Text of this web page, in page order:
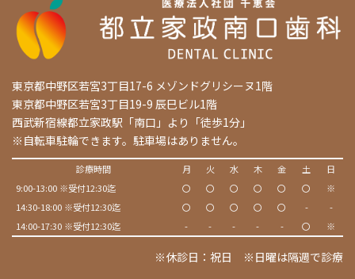
東京都中野区若宮3丁目17-6 メゾンドグリシーヌ1階
東京都中野区若宮3丁目19-9 辰巳ビル1階
西武新宿線都立家政駅「南口」より「徒歩1分」
※自転車駐輪できます。駐車場はありません。
診療時間 月 火 水 木 金 土
日
9:00-13:00 ※受付12:30迄
〇 〇 〇 〇 〇 〇
※
14:30-18:00 ※受付12:30迄
〇 〇 〇 〇 〇 -
-
14:00-17:30 ※受付12:30迄
- - - - - 〇 ※
※休診日：祝日 ※日曜は隔週で診療